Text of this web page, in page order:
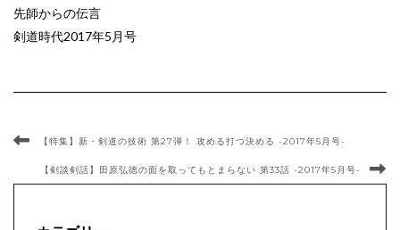
先師からの伝言
剣道時代2017年5月号
【特集】新・剣道の技術 第27弾！ 攻める打つ決める -2017年5月号-
【剣談剣話】田原弘徳の面を取ってもとまらない 第33話 -2017年5月号-